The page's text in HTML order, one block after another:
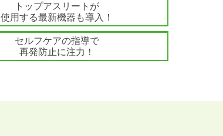
トップアスリートが
使用する最新機器も導入！
セルフケアの指導で
再発防止に注力！